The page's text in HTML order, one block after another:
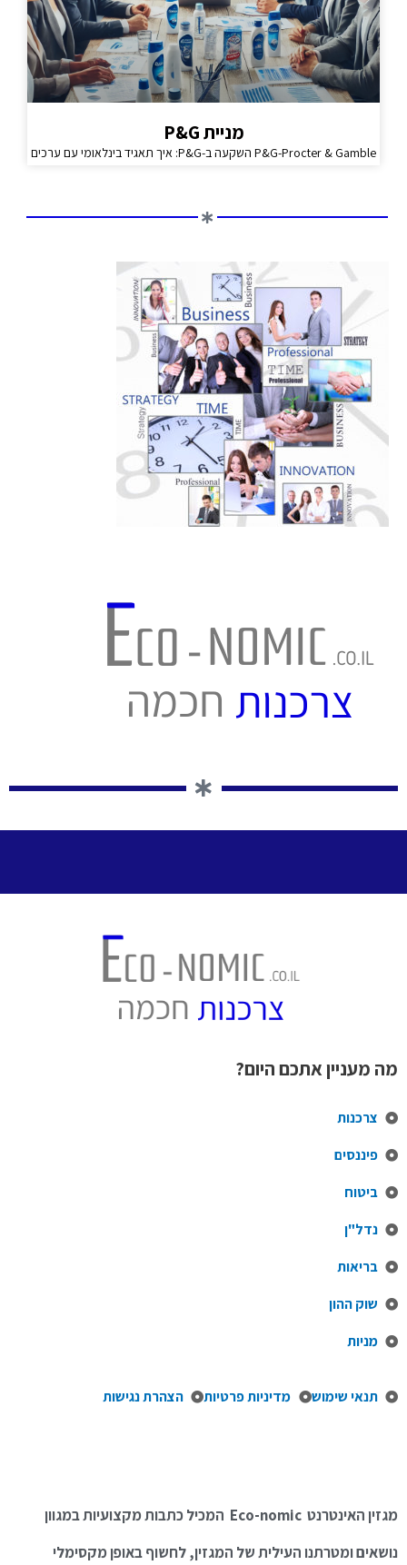
מניית P&G
P&G-Procter & Gamble השקעה ב-P&G: איך תאגיד בינלאומי עם ערכים
מה מעניין אתכם היום?
צרכנות
פיננסים
ביטוח
נדל"ן
בריאות
שוק ההון
מניות
תנאי שימוש מדיניות פרטיות הצהרת נגישות
מגזין האינטרנט Eco-nomic המכיל כתבות מקצועיות במגוון
נושאים ומטרתנו העילית של המגזין, לחשוף באופן מקסימלי